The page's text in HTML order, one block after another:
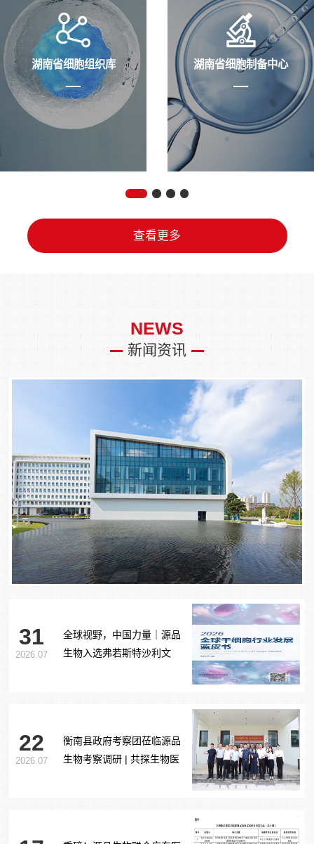
湖南省细胞组织库 湖南省细胞制备中心
查看更多
NEWS
新闻资讯
31
2026.07
全球视野，中国力量｜源品
生物入选弗若斯特沙利文
22
2026.07
衡南县政府考察团莅临源品
生物考察调研 | 共探生物医